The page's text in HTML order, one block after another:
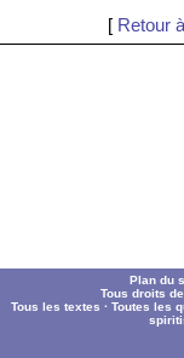
[ Retour
Plan du
Tous droits
Tous les textes ·Toutes les